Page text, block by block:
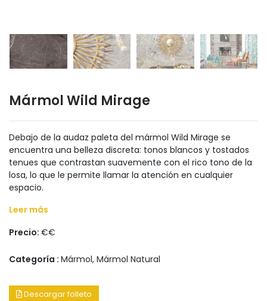
Mármol Wild Mirage
Debajo de la audaz paleta del mármol Wild Mirage se
encuentra una belleza discreta: tonos blancos y tostados
tenues que contrastan suavemente con el rico tono de la
losa, lo que le permite llamar la atención en cualquier
espacio.
Leer más
Precio: €€
Categoría : Mármol, Mármol Natural
Descargar folleto